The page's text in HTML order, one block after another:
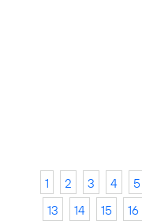
1 2 3 4 5
13
14 15 16